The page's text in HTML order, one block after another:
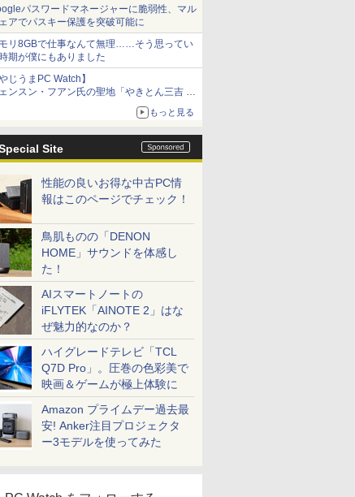
パスワードマネージャーに脆弱性、マル
アでパスキー保護を突破可能に
リ8GBで仕事なんて無理……そう思ってい
期が僕にもありました
やじうまPC Watch】
ンスン・フアン氏の聖地「やきとん三吉 神
北口店」で「ご来店記念コース」を娘と堪能
コース名を変更したのはNVIDIAに怒られたか
もっと見る
Site
性能の良いお得な中古PC情
報はこのページでチェック！
鳥肌ものの「DENON
HOME」サウンドを体感し
た！
AIスマートノートの
iFLYTEK「AINOTE 2」はな
ぜ魅力的なのか？
ハイグレードテレビ「TCL
Q7D Pro」。圧巻の色彩美で
映画＆ゲームが極上体験に
Amazon プライムデー過去最
安! Anker注目プロジェクタ
ー3モデルを使ってみた